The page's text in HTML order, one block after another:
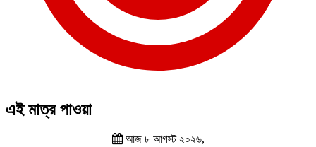
এই মাত্র পাওয়া
আজ ৮ আগস্ট ২০২৬,